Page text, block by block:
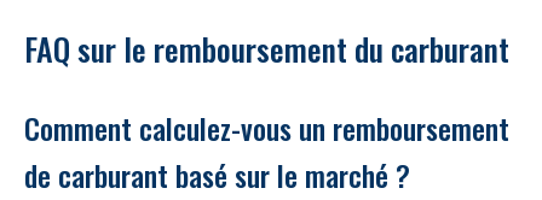
FAQ sur le remboursement du carburant
Comment calculez-vous un remboursement
de carburant basé sur le marché ?